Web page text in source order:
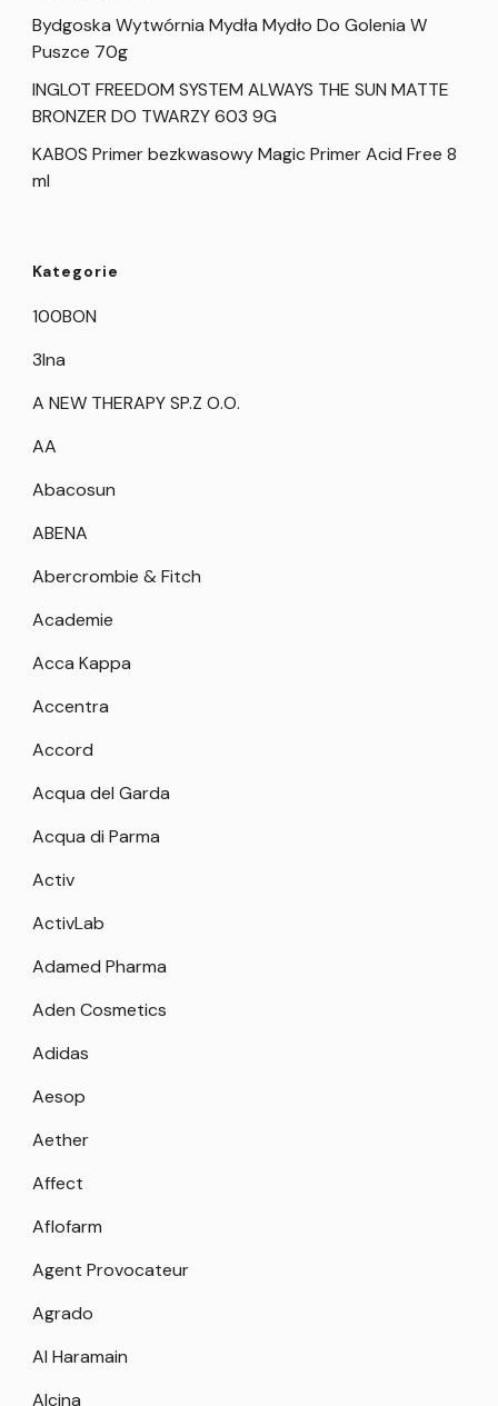
Bydgoska Wytwórnia Mydła Mydło Do Golenia W
Puszce 70g
INGLOT FREEDOM SYSTEM ALWAYS THE SUN MATTE
BRONZER DO TWARZY 603 9G
KABOS Primer bezkwasowy Magic Primer Acid Free 8
ml
Kategorie
100BON
3Ina
A NEW THERAPY SP.Z O.O.
AA
Abacosun
ABENA
Abercrombie & Fitch
Academie
Acca Kappa
Accentra
Accord
Acqua del Garda
Acqua di Parma
Activ
ActivLab
Adamed Pharma
Aden Cosmetics
Adidas
Aesop
Aether
Affect
Aflofarm
Agent Provocateur
Agrado
Al Haramain
Alcina